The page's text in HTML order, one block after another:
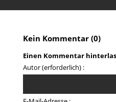
Kein Kommentar (0)
Einen Kommentar
Autor (erforderlich) :